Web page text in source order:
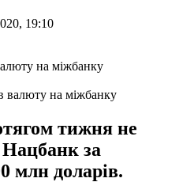
19:10
валюту на міжбанку
тижня не
Нацбанк за
млн доларів.